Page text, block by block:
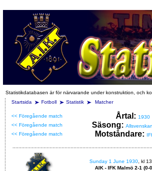
Statistikdatabasen är för närvarande under konstruktion, och
Startsida
Fotboll Statistik Matcher
<< Föregående match Årtal: 1930
<< Föregående match
Säsong:
<< Föregående match
Motståndare:
Sunday 1 June 1930 , kl
AIK - IFK Malmö 2-1 (0-